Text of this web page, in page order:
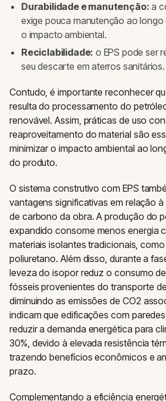
Durabilidade e manutenção: a
exige pouca manutenção ao
o impacto ambiental.
Reciclabilidade: o EPS pode ser
seu descarte em aterros sanitários.
Contudo, é importante reconhecer
resulta do processamento do
renovável. Assim, práticas de uso
reaproveitamento do material são
minimizar o impacto ambiental ao
do produto.
O sistema construtivo com EPS
vantagens significativas em relação
de carbono da obra. A produção do
expandido consome menos energia
materiais isolantes tradicionais,
poliuretano. Além disso, durante a
leveza do isopor reduz o consumo
fósseis provenientes do transporte
diminuindo as emissões de CO2
indicam que edificações com
reduzir a demanda energética para
30%, devido à elevada resistência
trazendo benefícios econômicos e
prazo.
Complementando a eficiência